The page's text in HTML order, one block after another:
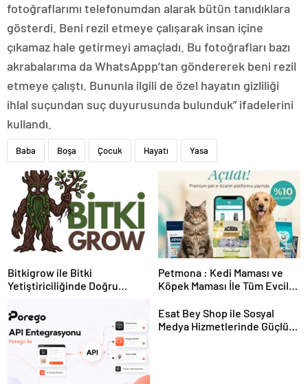
fotoğraflarımı telefonumdan alarak bütün tanıdıklara
gösterdi. Beni rezil etmeye çalışarak insan içine
çıkamaz hale getirmeyi amaçladı. Bu fotoğrafları bazı
akrabalarıma da WhatsAppp’tan göndererek beni rezil
etmeye çalıştı. Bununla ilgili de özel hayatın gizliliği
ihlal suçundan suç duyurusunda bulunduk” ifadelerini
kullandı.
Baba Boşa Çocuk Hayatı Yasa
Bitkigrow ile Bitki
Yetiştiriciliğinde Doğru
Petmona : Kedi Maması ve
Köpek Maması İle Tüm Evcil
Esat Bey Shop ile Sosyal
Medya Hizmetlerinde Güçlü